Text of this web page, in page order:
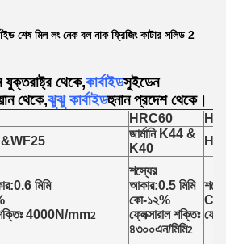
শেষ মিল লং নেক বল নাক ফ্রিজিং কাটার সলিড 2
যুক্তরাষ্ট্র থেকে,কার্বাইডসুইডেন
থেকে,ঝুঝু কার্বাইডহুনান প্রদেশ থেকে।
HRC60
জার্মানি K44 &
K40
মিমি
শক্তিঃ 4000N/mm2
শস্যের
আকার:0.5 মিমি
কো-১২%
ফ্লেক্সারাল শক্তিঃ
৪৩০০এন/মিমি2